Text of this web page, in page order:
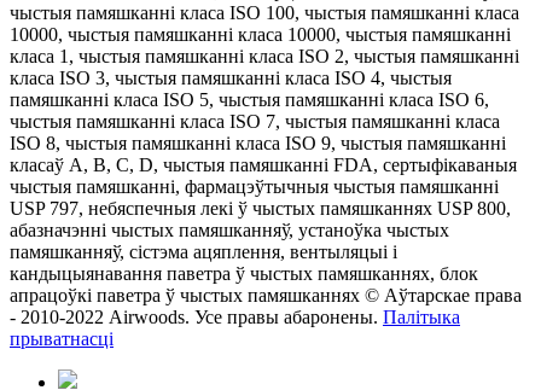
чыстыя памяшканні класа ISO 100, чыстыя памяшканні класа
10000, чыстыя памяшканні класа 10000, чыстыя памяшканні
класа 1, чыстыя памяшканні класа ISO 2, чыстыя памяшканні
класа ISO 3, чыстыя памяшканні класа ISO 4, чыстыя
памяшканні класа ISO 5, чыстыя памяшканні класа ISO 6,
чыстыя памяшканні класа ISO 7, чыстыя памяшканні класа
ISO 8, чыстыя памяшканні класа ISO 9, чыстыя памяшканні
класаў A, B, C, D, чыстыя памяшканні FDA, сертыфікаваныя
чыстыя памяшканні, фармацэўтычныя чыстыя памяшканні
USP 797, небяспечныя лекі ў чыстых памяшканнях USP 800,
абазначэнні чыстых памяшканняў, устаноўка чыстых
памяшканняў, сістэма ацяплення, вентыляцыі і
кандыцыянавання паветра ў чыстых памяшканнях, блок
апрацоўкі паветра ў чыстых памяшканнях © Аўтарскае права
- 2010-2022 Airwoods. Усе правы абаронены. Палітыка
прыватнасці